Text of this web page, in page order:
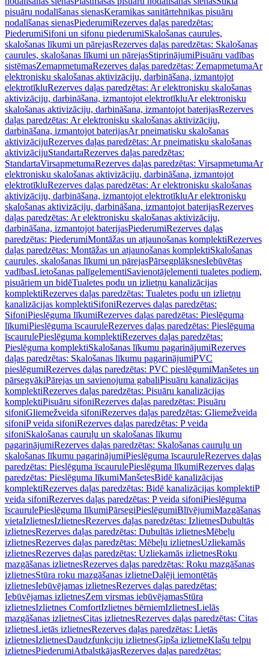
pisuāru nodalīšanas sienasKeramikas sanitārtehnikas pisuāru
nodalīšanas sienasPiederumiRezerves daļas paredzētas:
PiederumiSifoni un sifonu piederumiSkalošanas caurules,
skalošanas līkumi un pārejasRezerves daļas paredzētas: Skalošanas
caurules, skalošanas līkumi un pārejasStiprinājumiPisuāru vadības
sistēmasZemapmetumaRezerves daļas paredzētas: ZemapmetumaAr
elektronisku skalošanas aktivizāciju, darbināšana, izmantojot
elektrotīkluRezerves daļas paredzētas: Ar elektronisku skalošanas
aktivizāciju, darbināšana, izmantojot elektrotīkluAr elektronisku
skalošanas aktivizāciju, darbināšana, izmantojot baterijasRezerves
daļas paredzētas: Ar elektronisku skalošanas aktivizāciju,
darbināšana, izmantojot baterijasAr pneimatisku skalošanas
aktivizācijuRezerves daļas paredzētas: Ar pneimatisku skalošanas
aktivizācijuStandartaRezerves daļas paredzētas:
StandartaVirsapmetumaRezerves daļas paredzētas: VirsapmetumaAr
elektronisku skalošanas aktivizāciju, darbināšana, izmantojot
elektrotīkluRezerves daļas paredzētas: Ar elektronisku skalošanas
aktivizāciju, darbināšana, izmantojot elektrotīkluAr elektronisku
skalošanas aktivizāciju, darbināšana, izmantojot baterijasRezerves
daļas paredzētas: Ar elektronisku skalošanas aktivizāciju,
darbināšana, izmantojot baterijasPiederumiRezerves daļas
paredzētas: PiederumiMontāžas un atjaunošanas komplektiRezerves
daļas paredzētas: Montāžas un atjaunošanas komplektiSkalošanas
caurules, skalošanas līkumi un pārejasPārsegplāksnesIebūvētas
vadībasLietošanas palīgelementiSavienotājelementi tualetes podiem,
pisuāriem un bidēTualetes podu un izlietņu kanalizācijas
komplektiRezerves daļas paredzētas: Tualetes podu un izlietņu
kanalizācijas komplektiSifoniRezerves daļas paredzētas:
SifoniPieslēguma līkumiRezerves daļas paredzētas: Pieslēguma
līkumiPieslēguma īscauruleRezerves daļas paredzētas: Pieslēguma
īscaurulePieslēguma komplektiRezerves daļas paredzētas:
Pieslēguma komplektiSkalošanas līkumu pagarinājumiRezerves
daļas paredzētas: Skalošanas līkumu pagarinājumiPVC
pieslēgumiRezerves daļas paredzētas: PVC pieslēgumiManšetes un
pārsegvākiPārejas un savienojuma gabaliPisuāru kanalizācijas
komplektiRezerves daļas paredzētas: Pisuāru kanalizācijas
komplektiPisuāru sifoniRezerves daļas paredzētas: Pisuāru
sifoniGliemežveida sifoniRezerves daļas paredzētas: Gliemežveida
sifoniP veida sifoniRezerves daļas paredzētas: P veida
sifoniSkalošanas cauruļu un skalošanas līkumu
pagarinājumiRezerves daļas paredzētas: Skalošanas cauruļu un
skalošanas līkumu pagarinājumiPieslēguma īscauruleRezerves daļas
paredzētas: Pieslēguma īscaurulePieslēguma līkumiRezerves daļas
paredzētas: Pieslēguma līkumiManšetesBidē kanalizācijas
komplektiRezerves daļas paredzētas: Bidē kanalizācijas komplektiP
veida sifoniRezerves daļas paredzētas: P veida sifoniPieslēguma
īscaurulePieslēguma līkumiPārsegiPieslēgumiBlīvējumiMazgāšanas
vietaIzlietnesIzlietnesRezerves daļas paredzētas: IzlietnesDubultās
izlietnesRezerves daļas paredzētas: Dubultās izlietnesMēbeļu
izlietnesRezerves daļas paredzētas: Mēbeļu izlietnesUzliekamās
izlietnesRezerves daļas paredzētas: Uzliekamās izlietnesRoku
mazgāšanas izlietnesRezerves daļas paredzētas: Roku mazgāšanas
izlietnesStūra roku mazgāšanas izlietneDaļēji iemontētās
izlietnesIebūvējamas izlietnesRezerves daļas paredzētas:
Iebūvējamas izlietnesZem virsmas iebūvējamasStūra
izlietnesIzlietnes ComfortIzlietnes bērniemIzlietnesLielās
mazgāšanas izlietnesCitas izlietnesRezerves daļas paredzētas: Citas
izlietnesLietās izlietnesRezerves daļas paredzētas: Lietās
izlietnesIzlietnesDaudzfunkciju izlietnesĢipša izlietneKlašu telpu
izlietnesPiederumiAtbalstkājasRezerves daļas paredzētas: